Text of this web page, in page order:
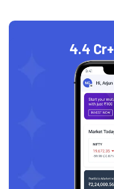
4.4 Cr+